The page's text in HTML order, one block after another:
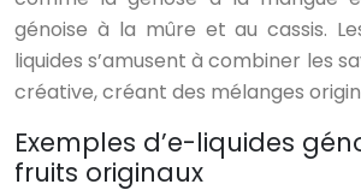
génoise à la mûre et au cassis.
liquides s’amusent à combiner les
créative, créant des mélanges
Exemples d’e-liquides
fruits originaux